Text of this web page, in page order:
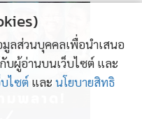
นนายกฯ ได้เตือนลูกสาว
แล้ว นายกรัฐมนตรี กล่าว
ล้ว ต้องเตรียมกันอยู่แล้ว
นที่ชุมชนอะไรต่าง ๆ ถ้า
ใส่หน้ากาก พูดง่าย ๆ ก็คือ
ะเรื่องมือถ้าไม่ได้ล้างไปขยี้
มูลส่วนบุคคลเพื่อนำเสนอ
ผู้อ่านบนเว็บไซต์ และ
บไซต์ และ นโยบายสิทธิ